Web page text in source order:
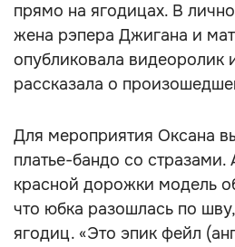
прямо на ягодицах. В
жена рэпера Джигана и
опубликовала видеоролик
рассказала о
Для мероприятия Оксана
платье-бандо со
красной дорожки модель
что юбка разошлась по
ягодиц. «Это эпик фейл